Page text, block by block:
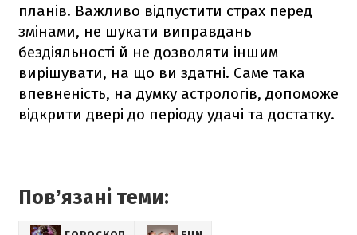
планів. Важливо відпустити страх перед
змінами, не шукати виправдань
бездіяльності й не дозволяти іншим
вирішувати, на що ви здатні. Саме така
впевненість, на думку астрологів, допоможе
відкрити двері до періоду удачі та достатку.
Повʼязані теми: